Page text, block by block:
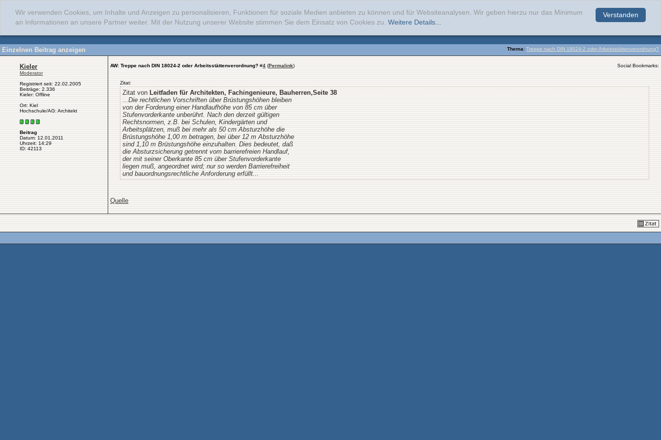
Verstanden
Wir verwenden Cookies, um Inhalte und Anzeigen zu personalisieren, Funktionen für soziale Medien anbieten zu können und für Websiteanalysen. Wir geben hierzu nur das Minimum
an Informationen an unsere Partner weiter. Mit der Nutzung unserer Website stimmen Sie dem Einsatz von Cookies zu. Weitere Details...
Thema: Treppe nach DIN 18024-2 oder Arbeitsstättenverordnung?
Einzelnen Beitrag anzeigen
Kieler
Moderator
Registriert seit: 22.02.2005
Beiträge: 2.336
Kieler: Offline
Ort: Kiel
Hochschule/AG: Architekt
Beitrag
Datum: 12.01.2011
Uhrzeit: 14:29
ID: 42113
AW: Treppe nach DIN 18024-2 oder Arbeitsstättenverordnung? #4 (Permalink) Social Bookmarks:
Zitat:
Zitat von Leitfaden für Architekten, Fachingenieure, Bauherren,Seite 38
...Die rechtlichen Vorschriften über Brüstungshöhen bleiben
von der Forderung einer Handlaufhöhe von 85 cm über
Stufenvorderkante unberührt. Nach den derzeit gültigen
Rechtsnormen, z.B. bei Schulen, Kindergärten und
Arbeitsplätzen, muß bei mehr als 50 cm Absturzhöhe die
Brüstungshöhe 1,00 m betragen, bei über 12 m Absturzhöhe
sind 1,10 m Brüstungshöhe einzuhalten. Dies bedeutet, daß
die Absturzsicherung getrennt vom barrierefreien Handlauf,
der mit seiner Oberkante 85 cm über Stufenvorderkante
liegen muß, angeordnet wird; nur so werden Barrierefreiheit
und bauordnungsrechtliche Anforderung erfüllt...
Quelle